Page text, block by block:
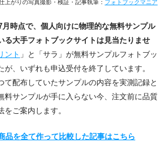
上がりの写真撮影・検証・記事執筆： フォトブックマニア
時点で、個人向けに物理的な無料サンプル
る大手フォトブックサイトは見当たりませ
ント 」と「サラ」が無料サンプルフォトブッ
、いずれも申込受付を終了しています。
て配布していたサンプルの内容を実測記録と
料サンプルが手に入らない今、注文前に品質
ご案内します。
品を全て作って比較した記事はこちら